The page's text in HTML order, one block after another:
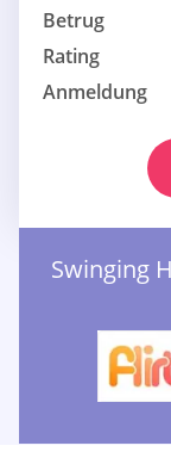
Betrug
Rating
Anmeldung
Swinging